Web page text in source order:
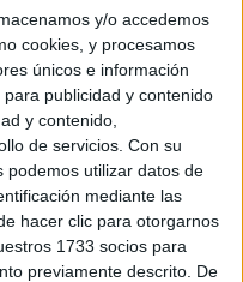
y/o accedemos
cookies, y procesamos
únicos e información
publicidad y contenido
y contenido,
de servicios. Con su
podemos utilizar datos de
mediante las
hacer clic para otorgarnos
1733 socios para
previamente descrito. De
la orden del día en
de las
un ceutí rompiendo
travesías en aguas
alevín de la ciudad
Club Natación Caballa,
Dos Hermanas un